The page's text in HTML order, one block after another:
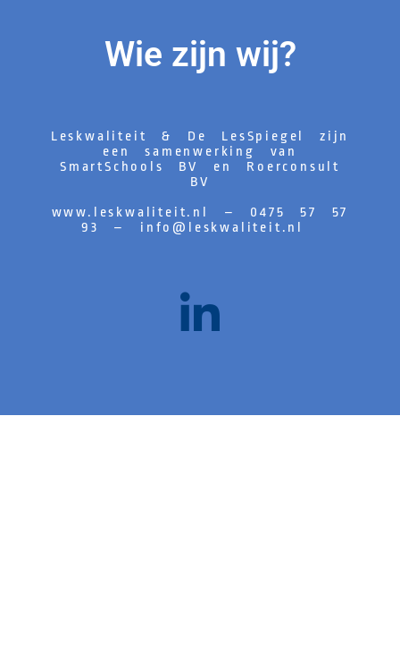
Wie zijn wij?
Leskwaliteit & De LesSpiegel zijn
een samenwerking van
SmartSchools BV en Roerconsult
BV
www.leskwaliteit.nl – 0475 57 57
93 – info@leskwaliteit.nl